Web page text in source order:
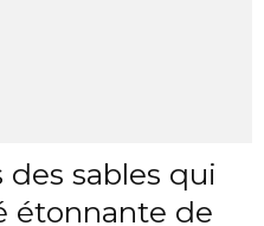
sables qui
étonnante de